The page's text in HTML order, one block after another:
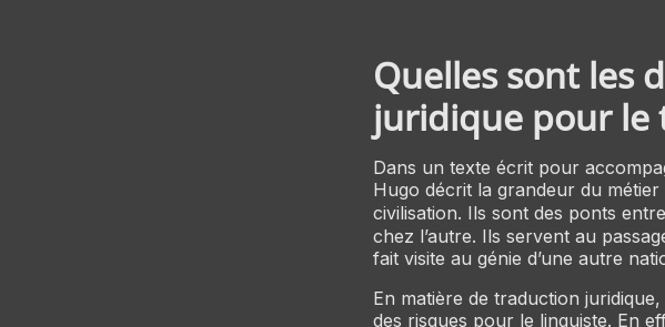
Quelles sont les
juridique pour le
Dans un texte écrit pour
Hugo décrit la grandeur du
civilisation. Ils sont des ponts
chez l’autre. Ils servent au
fait visite au génie d’une autre
En matière de traduction
des risques pour le linguiste. En